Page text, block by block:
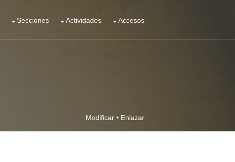
Secciones Actividades Accesos
Modificar • Enlazar